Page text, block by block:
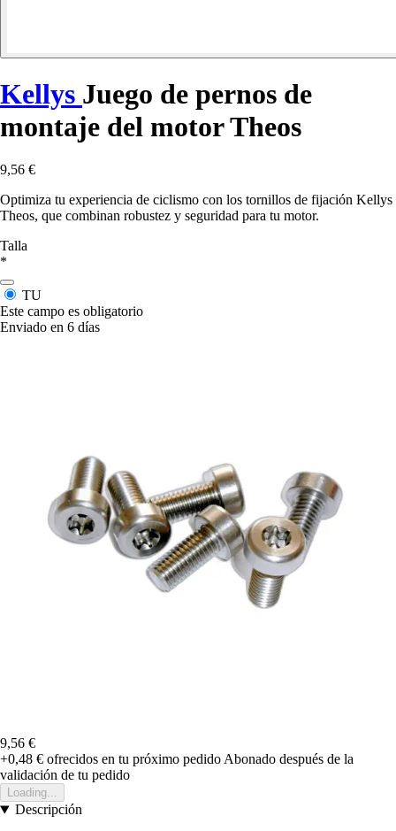
Kellys Juego de pernos de
montaje del motor Theos
9,56 €
Optimiza tu experiencia de ciclismo con los tornillos de fijación Kellys
Theos, que combinan robustez y seguridad para tu motor.
Talla
*
TU
Este campo es obligatorio
Enviado en 6 días
9,56 €
+0,48 € ofrecidos en tu próximo pedido Abonado después de la
validación de tu pedido
Loading...
Descripción